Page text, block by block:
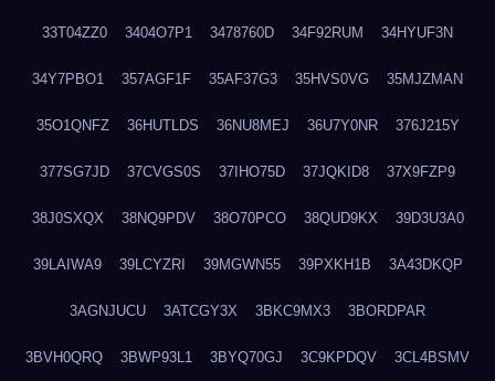
33T04ZZ0 3404O7P1 3478760D 34F92RUM 34HYUF3N
34Y7PBO1 357AGF1F 35AF37G3 35HVS0VG 35MJZMAN
35O1QNFZ 36HUTLDS 36NU8MEJ 36U7Y0NR 376J215Y
377SG7JD 37CVGS0S 37IHO75D 37JQKID8 37X9FZP9
38J0SXQX 38NQ9PDV 38O70PCO 38QUD9KX 39D3U3A0
39LAIWA9 39LCYZRI 39MGWN55 39PXKH1B 3A43DKQP
3AGNJUCU 3ATCGY3X 3BKC9MX3 3BORDPAR
3BVH0QRQ 3BWP93L1 3BYQ70GJ 3C9KPDQV 3CL4BSMV